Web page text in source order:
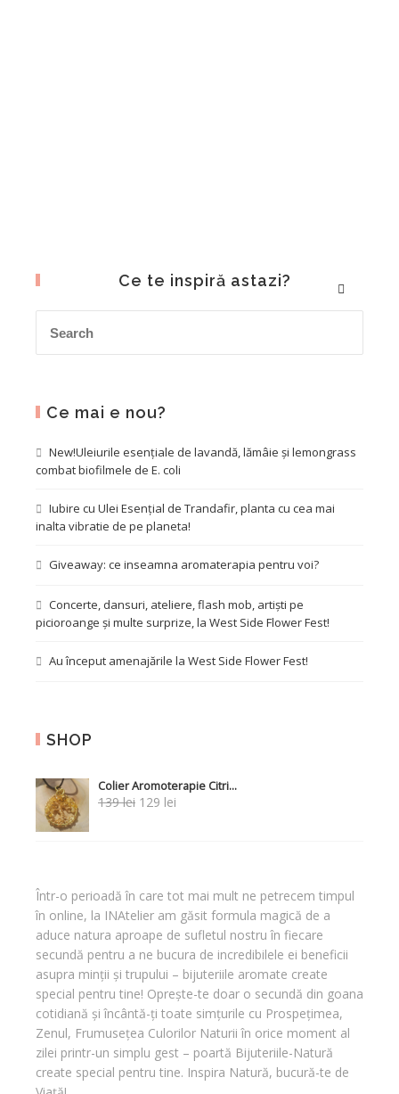
Ce te inspiră astazi?
Ce mai e nou?
New!Uleiurile esențiale de lavandă, lămâie și lemongrass
combat biofilmele de E. coli
Iubire cu Ulei Esențial de Trandafir, planta cu cea mai
inalta vibratie de pe planeta!
Giveaway: ce inseamna aromaterapia pentru voi?
Concerte, dansuri, ateliere, flash mob, artiști pe
picioroange și multe surprize, la West Side Flower Fest!
Au început amenajările la West Side Flower Fest!
SHOP
Colier Aromoterapie Citri...
139lei Prețul
129 lei
Într-o perioadă în care tot mai mult ne petrecem timpul
în online, la INAtelier am găsit formula magică de a
aduce natura aproape de sufletul nostru în fiecare
secundă pentru a ne bucura de incredibilele ei beneficii
asupra minții și trupului – bijuteriile aromate create
special pentru tine! Oprește-te doar o secundă din goana
cotidiană și încântă-ți toate simțurile cu Prospețimea,
Zenul, Frumusețea Culorilor Naturii în orice moment al
zilei printr-un simplu gest – poartă Bijuteriile-Natură
create special pentru tine. Inspira Natură, bucură-te de